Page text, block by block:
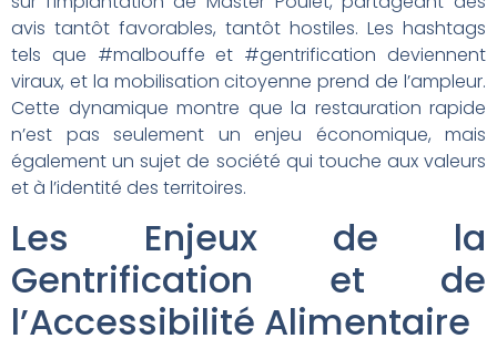
avis tantôt favorables, tantôt hostiles. Les hashtags
tels que #malbouffe et #gentrification deviennent
viraux, et la mobilisation citoyenne prend de l’ampleur.
Cette dynamique montre que la restauration rapide
n’est pas seulement un enjeu économique, mais
également un sujet de société qui touche aux valeurs
et à l’identité des territoires.
Les Enjeux de la
Gentrification et de
l’Accessibilité Alimentaire